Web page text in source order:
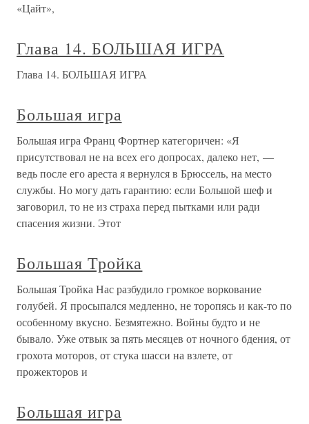
«Цайт»,
Глава 14. БОЛЬШАЯ ИГРА
Глава 14. БОЛЬШАЯ ИГРА
Большая игра
Большая игра Франц Фортнер категоричен: «Я
присутствовал не на всех его допросах, далеко нет, —
ведь после его ареста я вернулся в Брюссель, на место
службы. Но могу дать гарантию: если Большой шеф и
заговорил, то не из страха перед пытками или ради
спасения жизни. Этот
Большая Тройка
Большая Тройка Нас разбудило громкое воркование
голубей. Я просыпался медленно, не торопясь и как-то по
особенному вкусно. Безмятежно. Войны будто и не
бывало. Уже отвык за пять месяцев от ночного бдения, от
грохота моторов, от стука шасси на взлете, от
прожекторов и
Большая игра